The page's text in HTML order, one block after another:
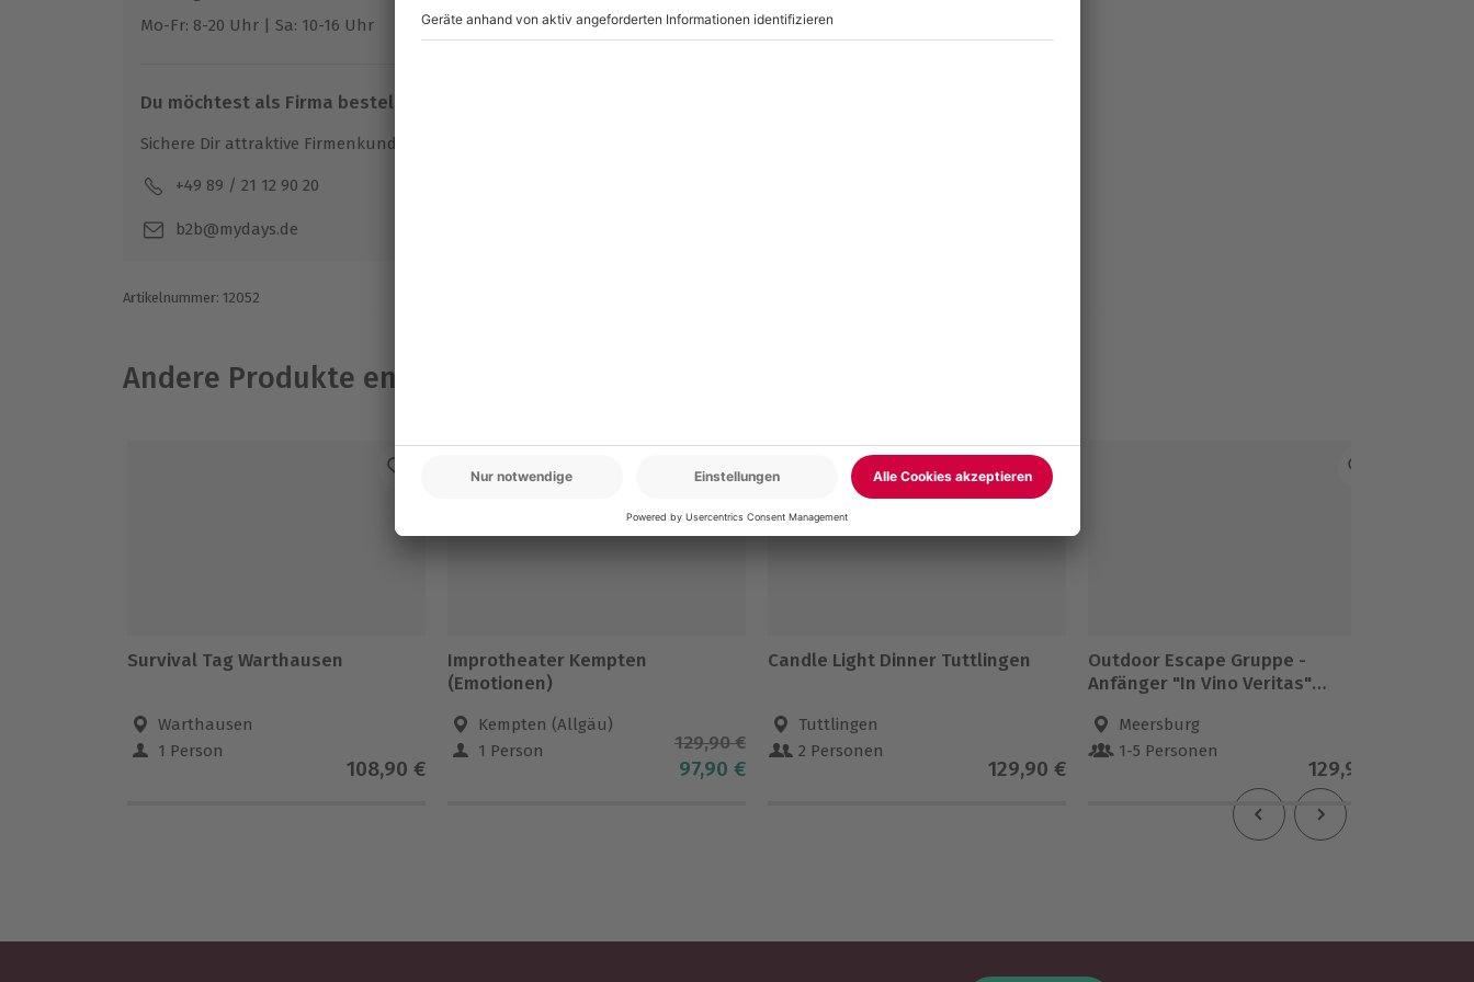
Mo-Fr: 8-20 Uhr | Sa: 10-16 Uhr
Du möchtest als Firma bestellen?
Sichere Dir attraktive Firmenkunden Vorteile.
+49 89 / 21 12 90 20
b2b@mydays.de
Artikelnummer: 12052
Andere Produkte entdecken
Survival Tag Warthausen
Warthausen
1 Person
108,90 €
Improtheater Kempten
(Emotionen)
Kempten (Allgäu)
1 Person
129,90 €
97,90 €
Candle Light Dinner Tuttlingen
Tuttlingen
2 Personen
129,90 €
Outdoor Escape Gruppe -
Anfänger "In Vino Veritas"
Meersburg
1-5 Personen
129,90 €